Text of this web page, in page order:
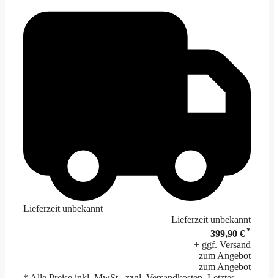
Lieferzeit unbekannt
Lieferzeit unbekannt
399,90 € *
+ ggf. Versand
zum Angebot
zum Angebot